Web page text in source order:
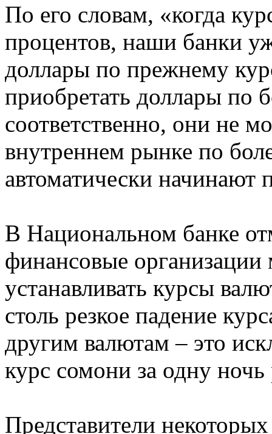
По его словам, «когда
процентов, наши банки
доллары по прежнему
приобретать доллары по
соответственно, они не
внутреннем рынке по
автоматически
В Национальном банке
финансовые организации
устанавливать курсы
столь резкое падение
другим валютам – это
курс сомони за одну
Представители